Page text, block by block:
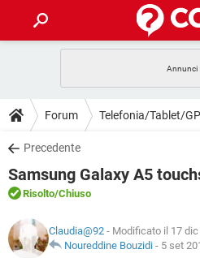
INTRATTENIMENTO
iOS
INSTAGRAM
TIKTOK
HARDWARE
GUIDE
COVID-19
iOS
INSTAGRAM
TIKTOK
DOWNLOAD
COVID-19
INTRATTENIMENTO
iOS
FORUM
COVID-19
INTRATTENIMENTO
GLOSSARIO
Forum Telefonia/Tablet/
Precedente
Samsung Galaxy A5
Risolto/Chiuso
Claudia@92 - Modificato il 17
Noureddine Bouzidi - 5 set